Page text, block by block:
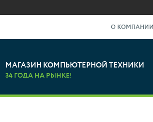
О КОМПАНИИ
МАГАЗИН КОМПЬЮТЕРНОЙ ТЕХНИКИ
34 ГОДА НА РЫНКЕ!